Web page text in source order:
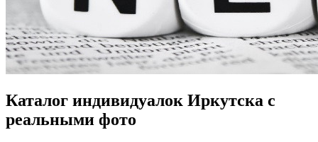
Каталог индивидуалок Иркутска с
реальными фото